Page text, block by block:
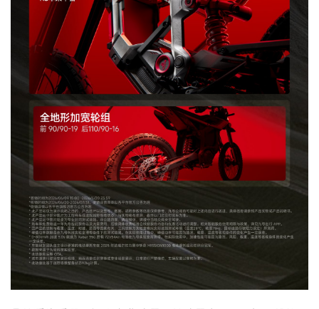
作为一款具备越野玩乐属性的产品，Xaber 350的硬件操控
配置同样拉满，采用基于达喀尔赛事技术积淀打造的全新
RS车架平台，运用4000T锻造6系铝合金打造的高强度双翼
梁车架，兼顾轻量化与刚性。